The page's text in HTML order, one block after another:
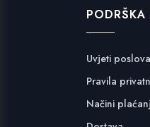
Uvjeti
Pravila
Načini